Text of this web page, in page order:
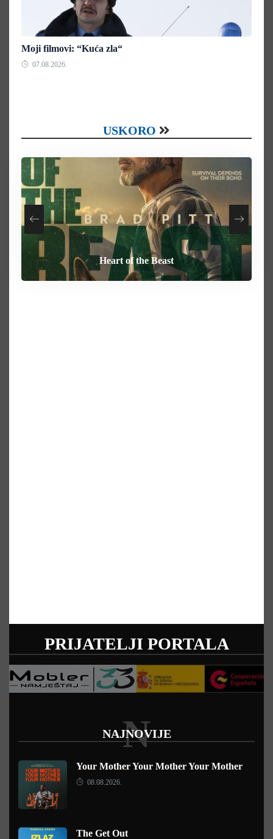
Moji filmovi: “Kuća zla“
07.08.2026.
USKORO
Your Mother Your Mother Your Mother
Heart of the Beast
Behemoth
How To Rob A Bank
PRIJATELJI PORTALA
NAJNOVIJE
N
Your Mother Your Mother Your Mother
08.08.2026.
The Get Out